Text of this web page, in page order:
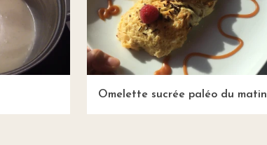
Omelette sucrée paléo du matin